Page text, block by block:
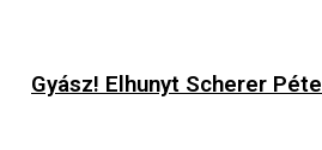
Gyász! Elhunyt Scherer